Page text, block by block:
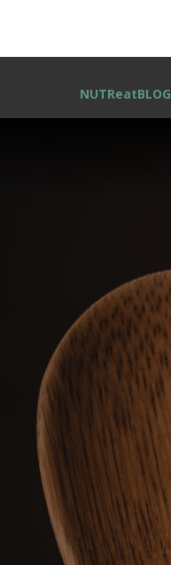
NUTReatBLOG